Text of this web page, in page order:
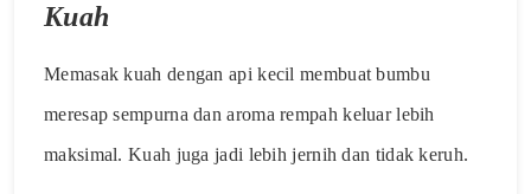
Kuah
Memasak kuah dengan api kecil membuat bumbu
meresap sempurna dan aroma rempah keluar lebih
maksimal. Kuah juga jadi lebih jernih dan tidak keruh.